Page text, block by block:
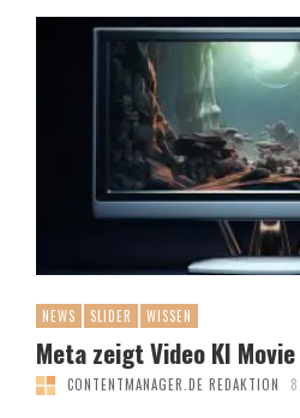
NEWS SLIDER WISSEN
Meta zeigt Video KI Movie
CONTENTMANAGER.DE REDAKTION